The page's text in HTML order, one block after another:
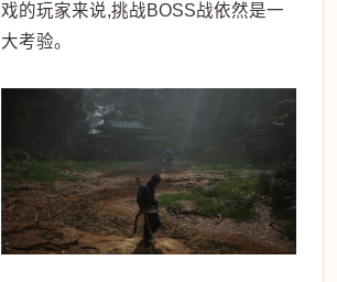
戏的玩家来说,挑战BOSS战依然是一
大考验。